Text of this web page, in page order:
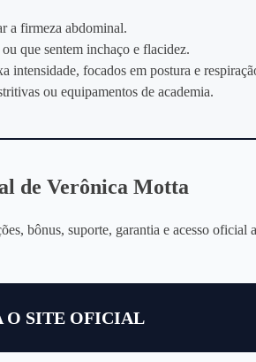
a firmeza abdominal.
que sentem inchaço e flacidez.
intensidade, focados em postura e
ou equipamentos de academia.
de Verônica Motta
bônus, suporte, garantia e acesso oficial
O SITE OFICIAL